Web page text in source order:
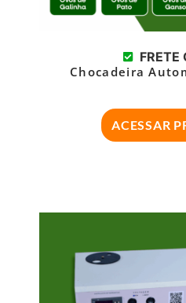
FRETE
Chocadeira
ACESSAR